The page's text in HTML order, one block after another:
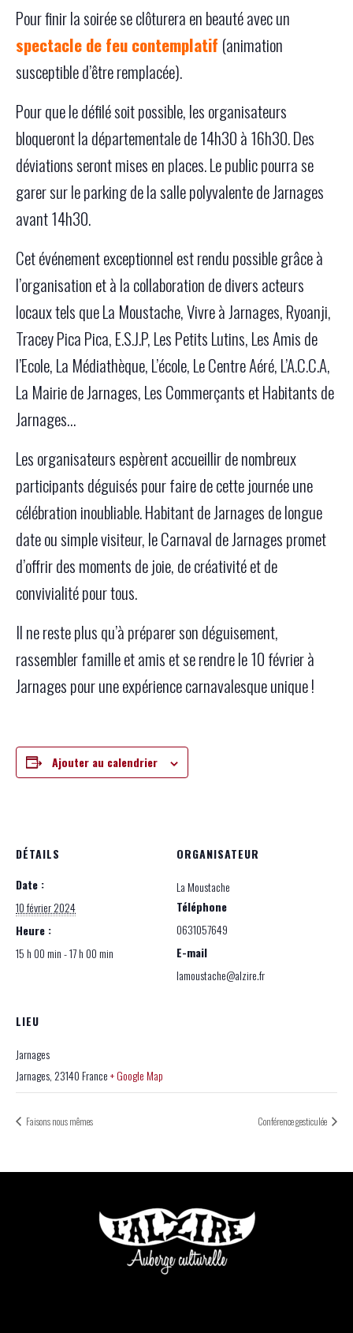
Pour finir la soirée se clôturera en beauté avec un
spectacle de feu contemplatif (animation
susceptible d’être remplacée).
Pour que le défilé soit possible, les organisateurs
bloqueront la départementale de 14h30 à 16h30. Des
déviations seront mises en places. Le public pourra se
garer sur le parking de la salle polyvalente de Jarnages
avant 14h30.
Cet événement exceptionnel est rendu possible grâce à
l’organisation et à la collaboration de divers acteurs
locaux tels que La Moustache, Vivre à Jarnages, Ryoanji,
Tracey Pica Pica, E.S.J.P, Les Petits Lutins, Les Amis de
l’Ecole, La Médiathèque, L’école, Le Centre Aéré, L’A.C.C.A,
La Mairie de Jarnages, Les Commerçants et Habitants de
Jarnages…
Les organisateurs espèrent accueillir de nombreux
participants déguisés pour faire de cette journée une
célébration inoubliable. Habitant de Jarnages de longue
date ou simple visiteur, le Carnaval de Jarnages promet
d’offrir des moments de joie, de créativité et de
convivialité pour tous.
Il ne reste plus qu’à préparer son déguisement,
rassembler famille et amis et se rendre le 10 février à
Jarnages pour une expérience carnavalesque unique !
Ajouter au calendrier
DÉTAILS
Date :
10 février 2024
Heure :
15 h 00 min - 17 h 00 min
LIEU
Jarnages
Jarnages, 23140France+ Google Map
ORGANISATEUR
La Moustache
Téléphone
0631057649
E-mail
lamoustache@alzire.fr
Faisons nous mêmes Conférence gesticulée